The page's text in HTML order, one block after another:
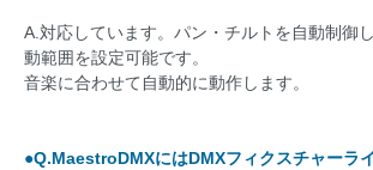
A.対応しています。パン・チルトを自動制御
動範囲を設定可能です。
音楽に合わせて自動的に動作します。
●Q.MaestroDMXにはDMXフィクスチャーラ